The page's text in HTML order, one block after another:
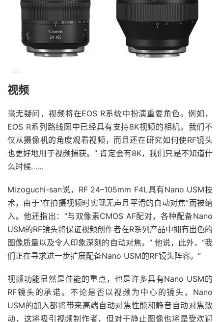
视频
毫无疑问，视频将在EOS R系统中扮演重要角色。例如，
EOS R系列路线图中已经具有支持8K视频的相机。我们不
仅从摄像机的角度观看视频，而且还在研究如何使RF镜头
也更好地用于视频捕获。” 肯定会有8K，我们只是不知道什
么时候……
Mizoguchi-san说，RF 24–105mm F4L具有Nano USM技
术，由于“在拍摄视频时实现无声且平滑的自动对焦”而被纳
入。他还指出：“与双像素CMOS AF配对，各种配备Nano
USM的RF镜头将保证视频创作者在R系列产品中拥有出色的
图像质量以及令人印象深刻的自动对焦。” 他说，此外，“我
们正在寻求进一步扩展配备Nano USM的RF镜头阵容。”
视频功能显然是佳能的重点，也是许多具有Nano USM的
RF镜头的承诺。不论是否以视频为中心的镜头，Nano
USM的加入都将带来高端自动对焦性能和静音自动对焦致
动，这将吸引视频制作者，但对于静止图像也将是受欢迎